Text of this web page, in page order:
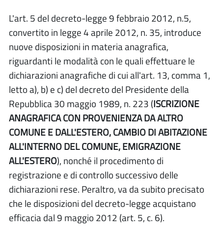
L'art. 5 del decreto-legge 9 febbraio 2012, n.5,
convertito in legge 4 aprile 2012, n. 35, introduce
nuove disposizioni in materia anagrafica,
riguardanti le modalità con le quali effettuare le
dichiarazioni anagrafiche di cui all'art. 13, comma 1,
letto a), b) e c) del decreto del Presidente della
Repubblica 30 maggio 1989, n. 223 (ISCRIZIONE
ANAGRAFICA CON PROVENIENZA DA ALTRO
COMUNE E DALL'ESTERO, CAMBIO DI ABITAZIONE
ALL'INTERNO DEL COMUNE, EMIGRAZIONE
ALL'ESTERO), nonché il procedimento di
registrazione e di controllo successivo delle
dichiarazioni rese. Peraltro, va da subito precisato
che le disposizioni del decreto-legge acquistano
efficacia dal 9 maggio 2012 (art. 5, c. 6).